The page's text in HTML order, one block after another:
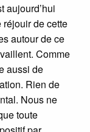
aujourd’hui
réjouir de cette
autour de ce
Comme
aussi de
Rien de
Nous ne
toute